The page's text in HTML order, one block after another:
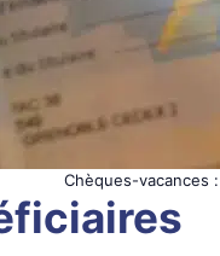
Chèques-vacances